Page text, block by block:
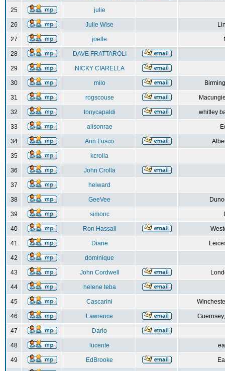
25 julie
26 Julie Wise
27 joelle
28 DAVE FRATTAROLI
29 NICKY CIARELLA
30 milo
31 rogscouse
32 tonycapaldi whitley
33 alisonrae
34 Ann Fusco
35 kcrolla
36 John Crolla
37 helward
38 GeeVee
39 simonc
40 Ron Hassall
41 Diane
42 dominique
43 John Cordwell
44 helene teba
45 Cascarini
46 Lawrence
47 Dario
48 lucente
49 EdBrooke